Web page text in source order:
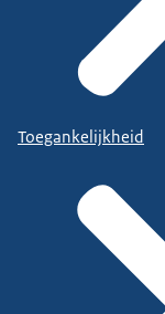
Toegankelijkheid